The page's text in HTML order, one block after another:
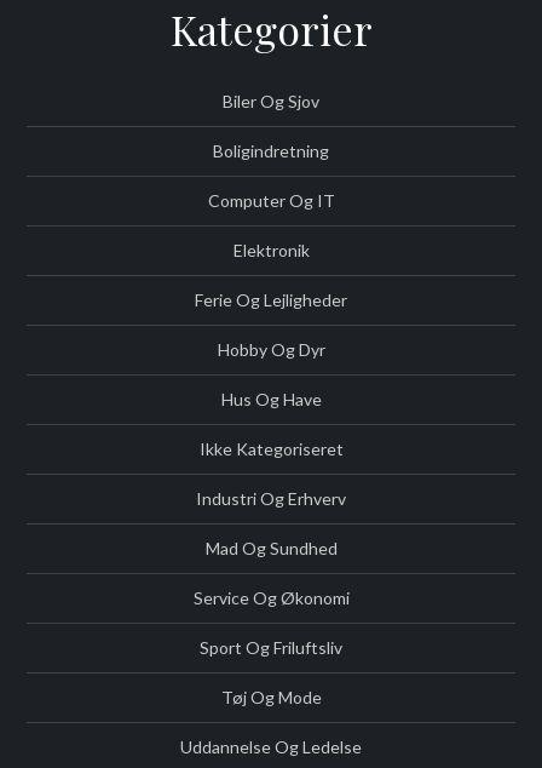
Kategorier
Biler Og Sjov
Boligindretning
Computer Og IT
Elektronik
Ferie Og Lejligheder
Hobby Og Dyr
Hus Og Have
Ikke Kategoriseret
Industri Og Erhverv
Mad Og Sundhed
Service Og Økonomi
Sport Og Friluftsliv
Tøj Og Mode
Uddannelse Og Ledelse